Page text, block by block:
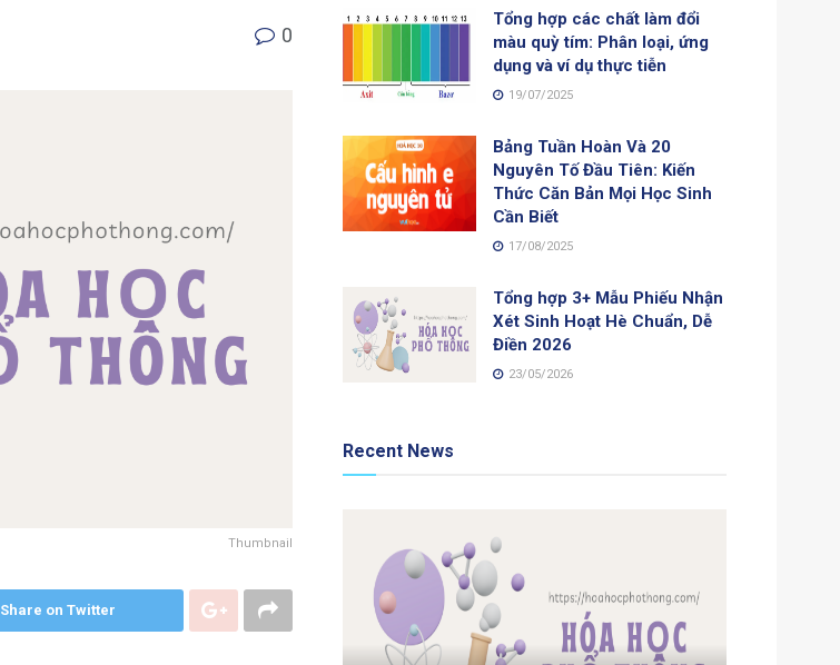
0
Thumbnail
Share on Twitter
Tổng hợp các chất làm đổi
màu quỳ tím: Phân loại, ứng
dụng và ví dụ thực tiễn
19/07/2025
Bảng Tuần Hoàn Và 20
Nguyên Tố Đầu Tiên: Kiến
Thức Căn Bản Mọi Học Sinh
Cần Biết
17/08/2025
Tổng hợp 3+ Mẫu Phiếu Nhận
Xét Sinh Hoạt Hè Chuẩn, Dễ
Điền 2026
23/05/2026
Recent News